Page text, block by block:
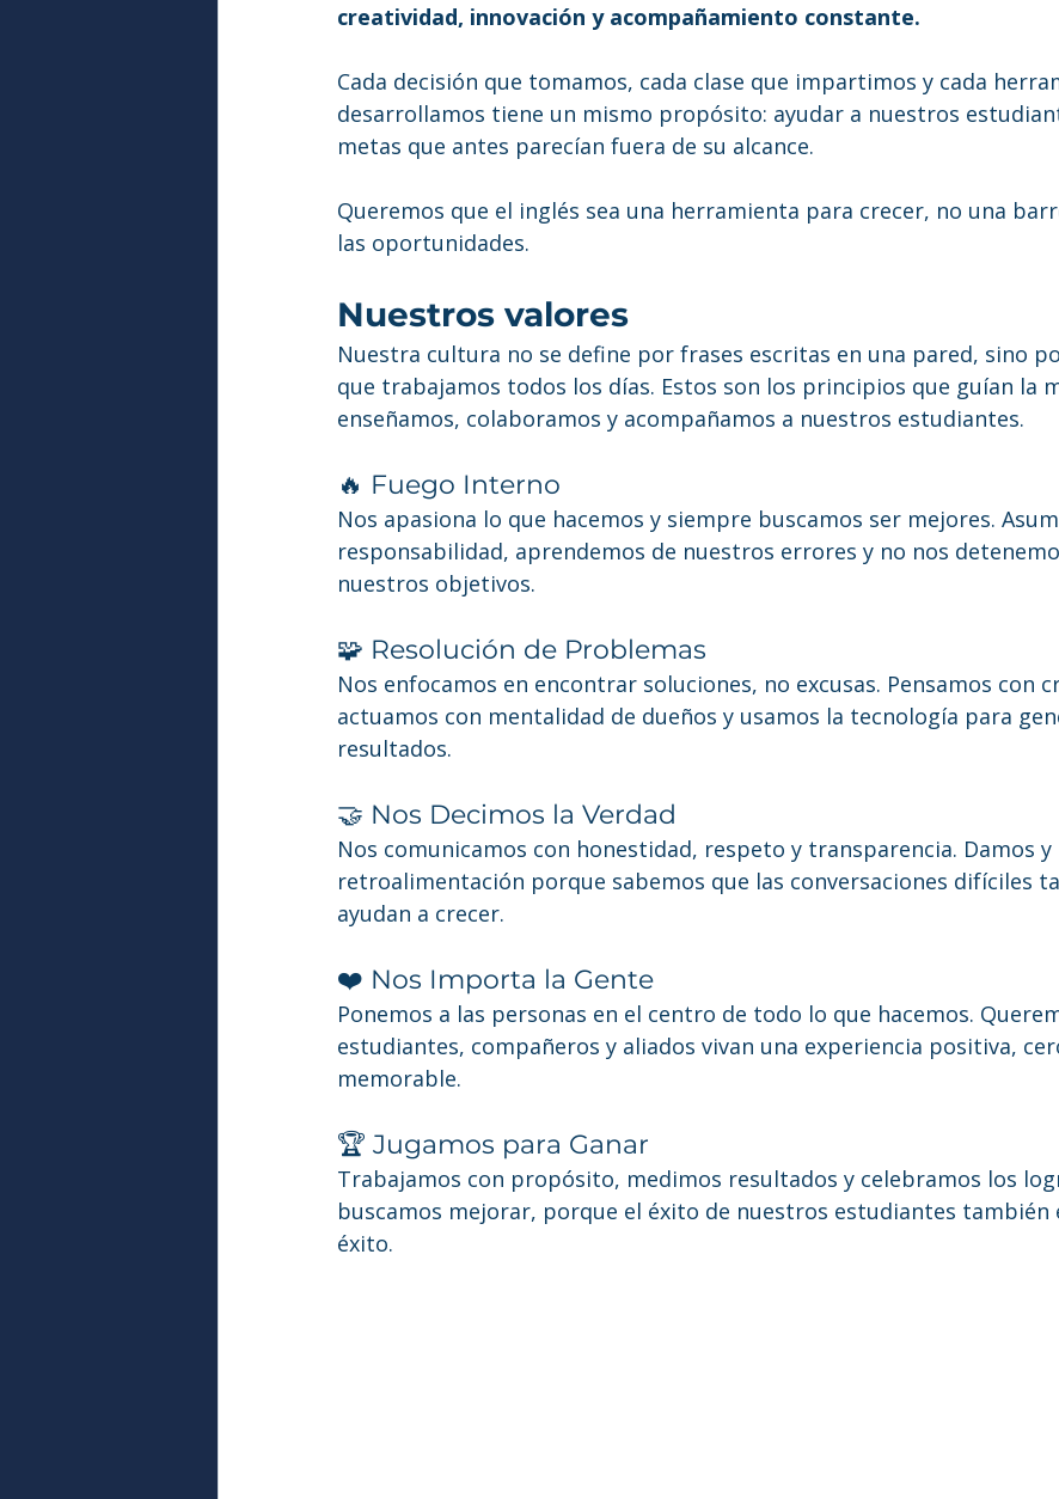
creatividad, innovación y acompañamiento constante.
Cada decisión que tomamos, cada clase que impartimos y cada
desarrollamos tiene un mismo propósito: ayudar a nuestros
metas que antes parecían fuera de su alcance.
Queremos que el inglés sea una herramienta para crecer, no una
las oportunidades.
Nuestros valores
Nuestra cultura no se define por frases escritas en una pared, sino
que trabajamos todos los días. Estos son los principios que guían la
enseñamos, colaboramos y acompañamos a nuestros estudiantes.
🔥 Fuego Interno
Nos apasiona lo que hacemos y siempre buscamos ser mejores.
responsabilidad, aprendemos de nuestros errores y no nos
nuestros objetivos.
🧩 Resolución de Problemas
Nos enfocamos en encontrar soluciones, no excusas. Pensamos con
actuamos con mentalidad de dueños y usamos la tecnología para
resultados.
🤝 Nos Decimos la Verdad
Nos comunicamos con honestidad, respeto y transparencia. Damos
retroalimentación porque sabemos que las conversaciones difíciles
ayudan a crecer.
❤️ Nos Importa la Gente
Ponemos a las personas en el centro de todo lo que hacemos.
estudiantes, compañeros y aliados vivan una experiencia positiva,
memorable.
🏆 Jugamos para Ganar
Trabajamos con propósito, medimos resultados y celebramos los
buscamos mejorar, porque el éxito de nuestros estudiantes también
éxito.